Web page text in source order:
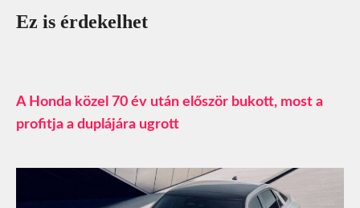
Ez is érdekelhet
A Honda közel 70 év után először bukott, most a
profitja a duplájára ugrott